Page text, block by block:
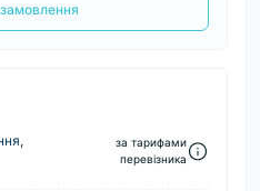
за тарифами
перевізника